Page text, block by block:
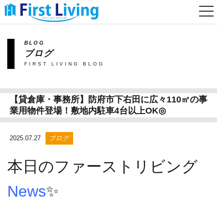
BLOG
ブログ
FIRST LIVING BLOG
【貸倉庫・事務所】防府市下右田に広々110㎡の事
業用物件登場！敷地内駐車4台以上OK◎
2025.07.27 ブログ
本日のファーストリビング
News✨